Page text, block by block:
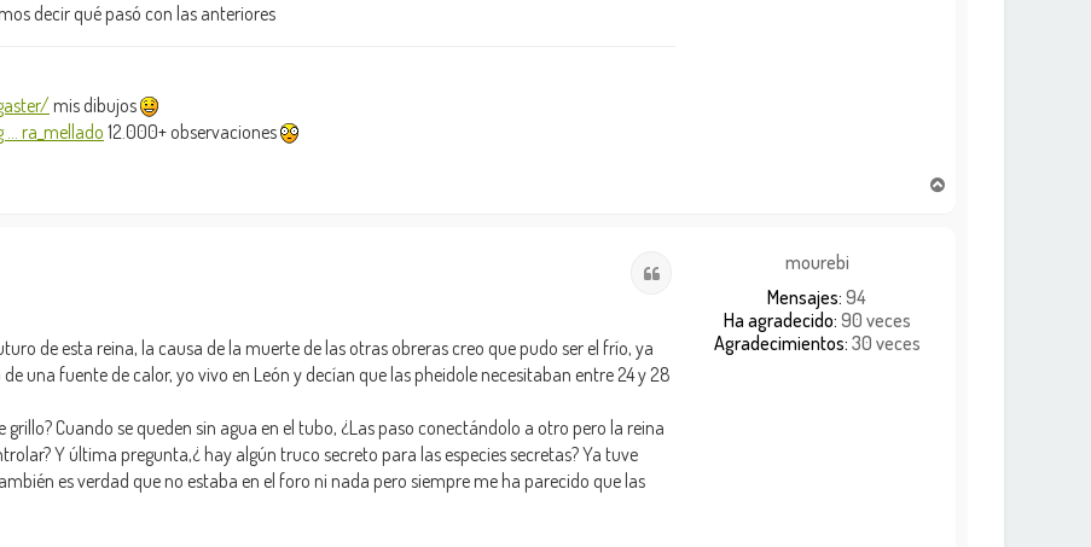
decir qué pasó con las anteriores
mis dibujos
ra_mellado 12.000+ observaciones
mourebi
Mensajes: 94
Ha agradecido: 90 veces
Agradecimientos: 30 veces
de esta reina, la causa de la muerte de las otras obreras creo que pudo ser el frío, ya
una fuente de calor, yo vivo en León y decían que las pheidole necesitaban entre 24 y 28
Cuando se queden sin agua en el tubo, ¿Las paso conectándolo a otro pero la reina
Y última pregunta,¿ hay algún truco secreto para las especies secretas? Ya tuve
es verdad que no estaba en el foro ni nada pero siempre me ha parecido que las